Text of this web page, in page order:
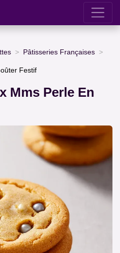
Pâtisseries Françaises
Festif
Mms Perle En